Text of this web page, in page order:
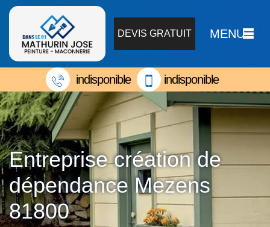
DEVIS GRATUIT MENU
indisponible indisponible
Entreprise création de
dépendance Mezens
81800